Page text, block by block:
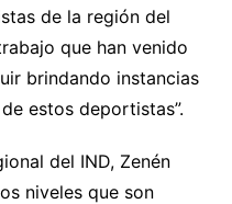
de la región del
que han venido
brindando instancias
estos deportistas”.
del IND, Zenén
niveles que son